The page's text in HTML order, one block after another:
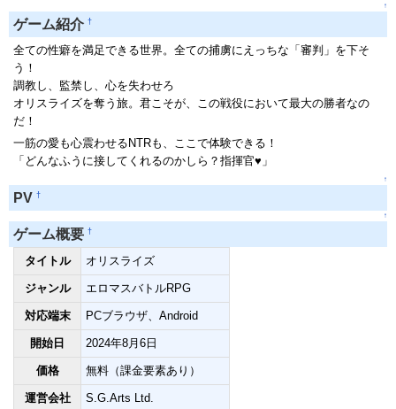
↑
ゲーム紹介 †
全ての性癖を満足できる世界。全ての捕虜にえっちな「審判」を下そ
う！
調教し、監禁し、心を失わせろ
オリスライズを奪う旅。君こそが、この戦役において最大の勝者なの
だ！
一筋の愛も心震わせるNTRも、ここで体験できる！
「どんなふうに接してくれるのかしら？指揮官♥」
↑
PV †
↑
ゲーム概要 †
タイトル オリスライズ
ジャンル エロマスバトルRPG
対応端末 PCブラウザ、Android
開始日 2024年8月6日
価格 無料（課金要素あり）
運営会社 S.G.Arts Ltd.